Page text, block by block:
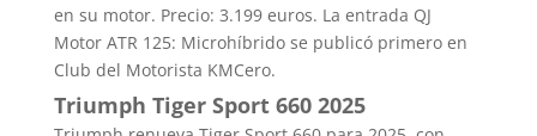
en su motor. Precio: 3.199 euros. La entrada QJ
Motor ATR 125: Microhíbrido se publicó primero en
Club del Motorista KMCero.
Triumph Tiger Sport 660 2025